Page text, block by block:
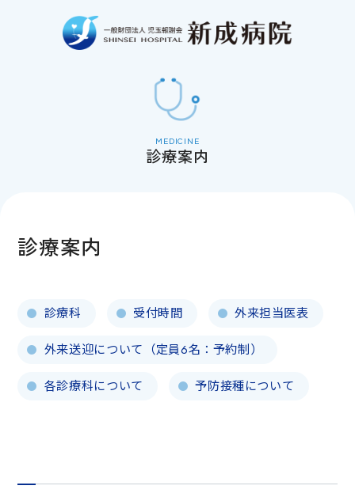
診療案内
診療案内
診療科 受付時間 外来担当医表
外来送迎について（定員6名：予約制）
各診療科について 予防接種について